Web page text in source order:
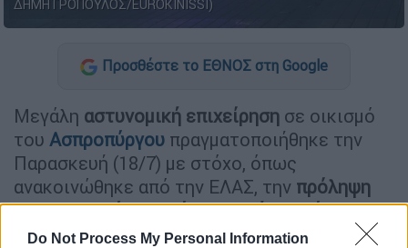
Do Not Process My Personal Information
ΔΗΜΗΤΡΟΠΟΥΛΟΣ/EUROKINISSI)
Προσθέστε το ΕΘΝΟΣ στη Google
Μεγάλη αστυνομική επιχείρηση σε οικισμό
του Ασπροπύργου πραγματοποιήθηκε την
Παρασκευή (18/7) με στόχο, όπως
ανακοινώθηκε από την ΕΛΑΣ, την πρόληψη
καιαντιμετώπιση κάθε μορφής παράνομης
δραστηριότηταςπου έχει καταγραφεί στη